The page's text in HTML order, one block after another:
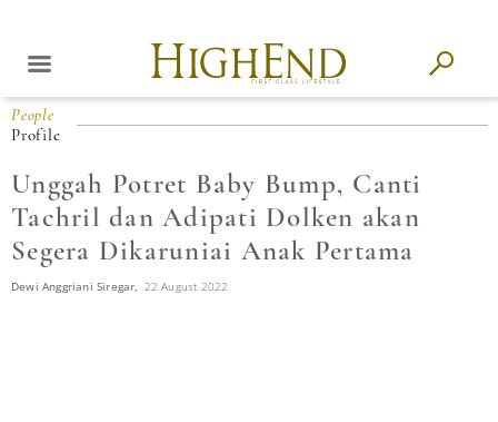
People
Profile
Unggah Potret Baby Bump, Canti
Tachril dan Adipati Dolken akan
Segera Dikaruniai Anak Pertama
Dewi Anggriani Siregar, 22 August 2022